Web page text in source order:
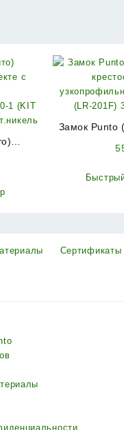
SN
Замок Punto
Сертификаты